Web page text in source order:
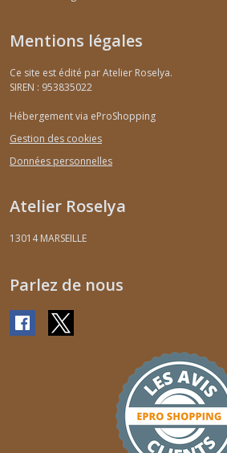
Mentions légales
Ce site est édité par Atelier Roselya.
SIREN : 953835022
Hébergement via eProShopping
Gestion des cookies
Données personnelles
Atelier Roselya
13014 MARSEILLE
Parlez de nous